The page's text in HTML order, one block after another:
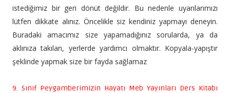
istediğimiz bir geri dönüt değildir. Bu nedenle uyarılarımızı
lütfen dikkate alınız. Öncelikle siz kendiniz yapmayı deneyin.
Buradaki amacımız size yapamadığınız sorularda, ya da
aklınıza takılan, yerlerde yardımcı olmaktır. Kopyala-yapıştır
şeklinde yapmak size bir fayda sağlamaz
9. Sınıf Peygamberimizin Hayatı Meb Yayınları Ders Kitabı